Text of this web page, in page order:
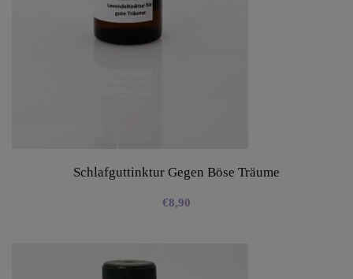
Schlafguttinktur Gegen Böse Träume
€8,90